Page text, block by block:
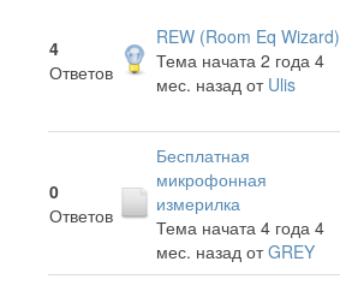
4
Ответов
REW (Room Eq Wizard)
Тема начата 2 года 4
мес. назад от Ulis
0
Ответов
Бесплатная
микрофонная
измерилка
Тема начата 4 года 4
мес. назад отGREY